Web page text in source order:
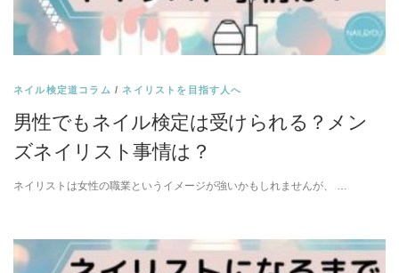
ネイル検定道コラム /ネイリストを目指す人へ
男性でもネイル検定は受けられる？メン
ズネイリスト事情は？
ネイリストは女性の職業というイメージが強いかもしれませんが、 …